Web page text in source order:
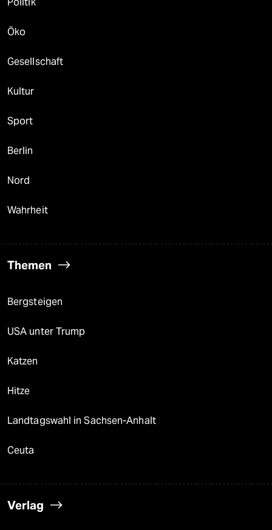
Öko
Gesellschaft
Kultur
Sport
Berlin
Nord
Wahrheit
Themen
Bergsteigen
USA unter Trump
Katzen
Hitze
Landtagswahl in Sachsen-Anhalt
Ceuta
Verlag